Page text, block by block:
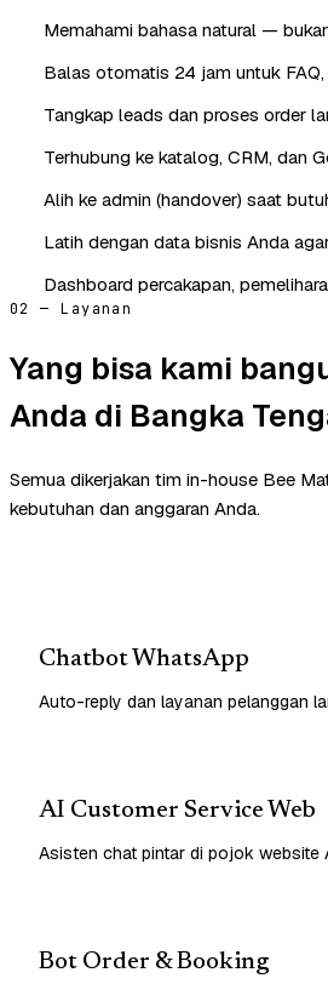
Memahami bahasa natural —
Balas otomatis 24 jam untuk
Tangkap leads dan proses order
Terhubung ke katalog, CRM, dan
Alih ke admin (handover) saat
Latih dengan data bisnis Anda
Dashboard percakapan,
02 — Layanan
Yang bisa kami
Anda di Bangka
Semua dikerjakan tim in-house Bee
kebutuhan dan anggaran Anda.
Chatbot WhatsApp
Auto-reply dan layanan pelanggan
AI Customer Service Web
Asisten chat pintar di pojok website
Bot Order & Booking